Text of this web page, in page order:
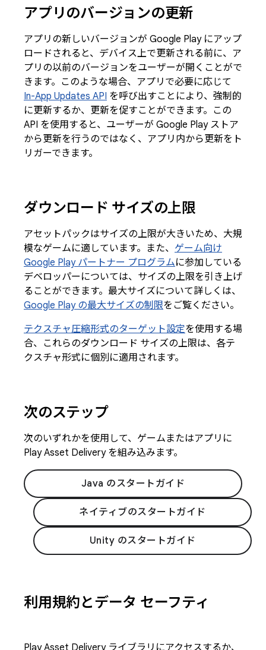
アプリのバージョンの更新
アプリの新しいバージョンが Google Play にアップ
ロードされると、デバイス上で更新される前に、ア
プリの以前のバージョンをユーザーが開くことがで
きます。このような場合、アプリで必要に応じて
In-App Updates API を呼び出すことにより、強制的
に更新するか、更新を促すことができます。この
API を使用すると、ユーザーが Google Play ストア
から更新を行うのではなく、アプリ内から更新をト
リガーできます。
ダウンロード サイズの上限
アセットパックはサイズの上限が大きいため、大規
模なゲームに適しています。また、 ゲーム向け
Google Play パートナー プログラムに参加している
デベロッパーについては、サイズの上限を引き上げ
ることができます。最大サイズについて詳しくは、
Google Play の最大サイズの制限をご覧ください。
テクスチャ圧縮形式のターゲット設定を使用する場
合、これらのダウンロード サイズの上限は、各テ
クスチャ形式に個別に適用されます。
次のステップ
次のいずれかを使用して、ゲームまたはアプリに
Play Asset Delivery を組み込みます。
Java のスタートガイド
ネイティブのスタートガイド
Unity のスタートガイド
利用規約とデータ セーフティ
Play Asset Delivery ライブラリにアクセスするか、